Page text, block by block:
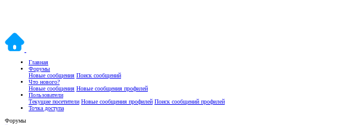
Главная
Форумы
Новые сообщения Поиск сообщений
Что нового?
Новые сообщения Новые сообщения профилей
Пользователи
Текущие посетители Новые сообщения профилей Поиск сообщений профилей
Точка доступа
Форумы